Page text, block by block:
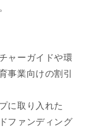
ャーガイドや環
事業向けの割引
に取り入れた
ファンディング